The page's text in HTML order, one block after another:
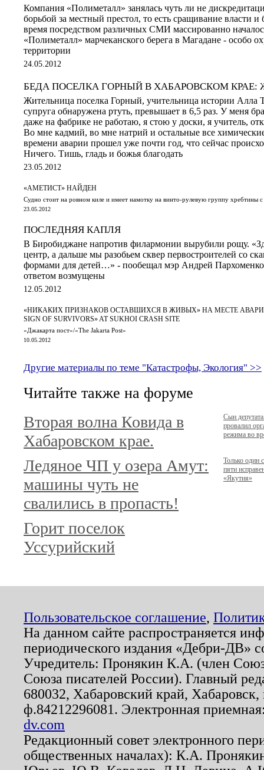
Компания «Полиметалл» занялась чуть ли не
борьбой за местный престол, то есть сращивание власти и
время посредством различных СМИ массированно
«Полиметалл» марчеканского берега в Магадане - особо
территории
24.05.2012
БЕДА ПОСЕЛКА ГОРНЫЙ В ХАБАРОВСКОМ
Жительница поселка Горный, учительница истории Алла
супруга обнаружена ртуть, превышает в 6,5 раз. У меня
даже на фабрике не работаю, я стою у доски, я учитель,
Во мне кадмий, во мне натрий и остальные все
времени аварии прошел уже почти год, что сейчас
Ничего. Тишь, гладь и божья благодать
23.05.2012
«АМЕТИСТ» НАЙДЕН
Судно стоит на ровном киле и имеет намотку на винто-рулевую группу хребтины
23.05.2012
ПОСЛЕДНЯЯ КАПЛЯ
В Биробиджане напротив филармонии вырубили рощу.
центр, а дальше мы разобьем сквер первостроителей со
формами для детей…» - пообещал мэр Андрей
ответом возмущены
12.05.2012
«НИКАКИХ ПРИЗНАКОВ ОСТАВШИХСЯ В ЖИВЫХ» НА МЕСТЕ
SIGN OF SURVIVORS» AT SUKHOI CRASH SITE
«Джакарта пост»/«The Jakarta Post»
10.05.2012
Другие материалы по теме "Катастрофы, Экология" >>
Читайте также на форуме
Вторая волна Ковида в
Хабаровском крае.
Сын
провалил
режима во
Ледяное ЧП у озера Амут:
машины чуть не
свалились в пропасть!
Только один
пяти
«Якутия»
Горит поселок
Уссурийский
Пользовательское соглашение,
На данном сайте распространяется
периодического издания «Дебри-ДВ»
Учредитель: Пронякин К.А. (член
Союза писателей России). Главный
680032, Хабаровский край,
ф.84212296081. Электронная
dv.com
Редакционный совет электронного
общественных началах): К.А.